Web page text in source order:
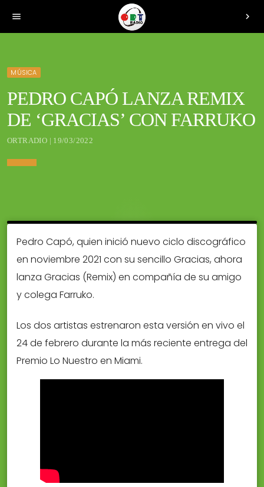
menu chevron_right
MÚSICA
PEDRO CAPÓ LANZA REMIX
DE ‘GRACIAS’ CON FARRUKO
ORTRADIO | 19/03/2022
Pedro Capó, quien inició nuevo ciclo discográfico
en noviembre 2021 con su sencillo Gracias, ahora
lanza Gracias (Remix) en compañía de su amigo
y colega Farruko.
Los dos artistas estrenaron esta versión en vivo el
24 de febrero durante la más reciente entrega del
Premio Lo Nuestro en Miami.